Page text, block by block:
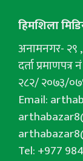
हिमशिला
अनामनगर- २९
दर्ता प्रमाणपत्र
२८२/ २०७३/
Email:
Tel: +977